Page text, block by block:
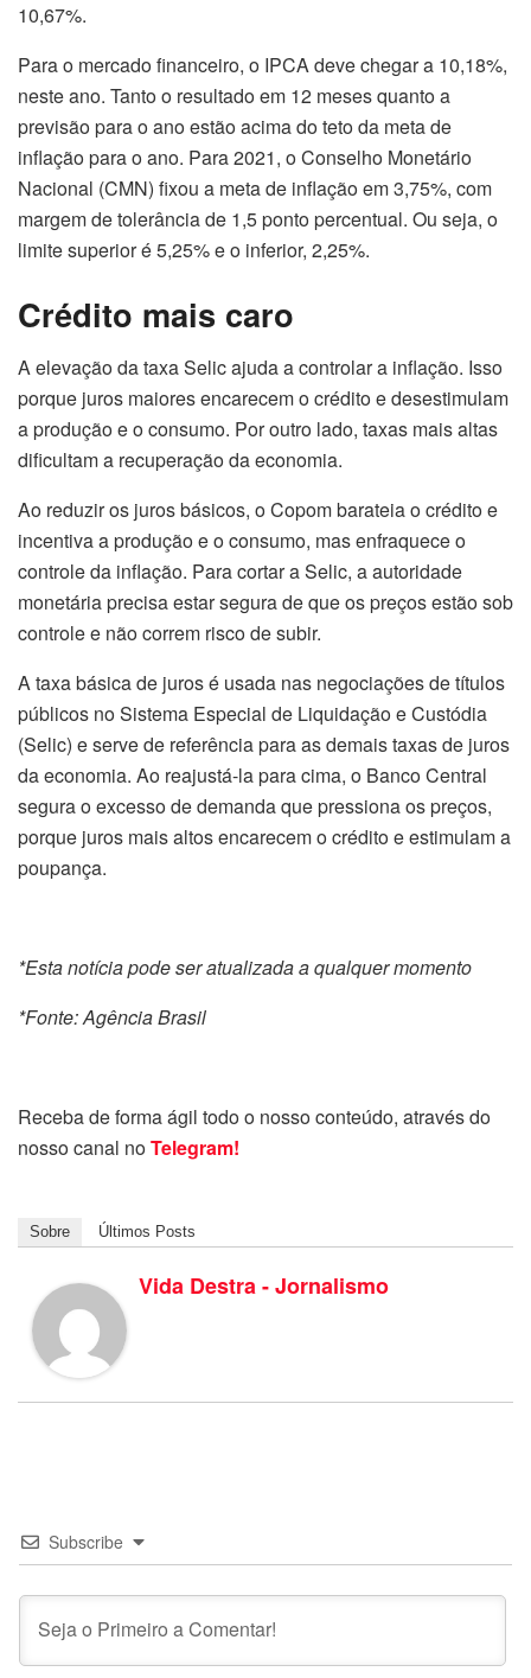
10,67%.
Para o mercado financeiro, o IPCA deve chegar a 10,18%,
neste ano. Tanto o resultado em 12 meses quanto a
previsão para o ano estão acima do teto da meta de
inflação para o ano. Para 2021, o Conselho Monetário
Nacional (CMN) fixou a meta de inflação em 3,75%, com
margem de tolerância de 1,5 ponto percentual. Ou seja, o
limite superior é 5,25% e o inferior, 2,25%.
Crédito mais caro
A elevação da taxa Selic ajuda a controlar a inflação. Isso
porque juros maiores encarecem o crédito e desestimulam
a produção e o consumo. Por outro lado, taxas mais altas
dificultam a recuperação da economia.
Ao reduzir os juros básicos, o Copom barateia o crédito e
incentiva a produção e o consumo, mas enfraquece o
controle da inflação. Para cortar a Selic, a autoridade
monetária precisa estar segura de que os preços estão sob
controle e não correm risco de subir.
A taxa básica de juros é usada nas negociações de títulos
públicos no Sistema Especial de Liquidação e Custódia
(Selic) e serve de referência para as demais taxas de juros
da economia. Ao reajustá-la para cima, o Banco Central
segura o excesso de demanda que pressiona os preços,
porque juros mais altos encarecem o crédito e estimulam a
poupança.
*Esta notícia pode ser atualizada a qualquer momento
*Fonte: Agência Brasil
Receba de forma ágil todo o nosso conteúdo, através do
nosso canal noTelegram!
Sobre Últimos Posts
Vida Destra - Jornalismo
Subscribe